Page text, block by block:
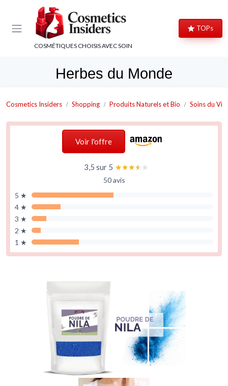
COSMÉTIQUES CHOISIS AVEC SOIN
TOPs
Herbes du Monde
Cosmetics Insiders Shopping Produits Naturels et Bio Soins du
Voir l'offre
3,5 sur 5 ★★★★★
★★★★★
50 avis
5 ★
4 ★
3 ★
2 ★
1 ★
Panneau de gestion des cookies